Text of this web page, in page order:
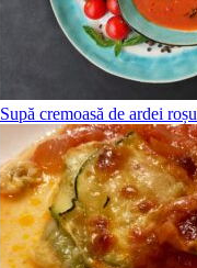
Supă cremoasă de ardei roșu